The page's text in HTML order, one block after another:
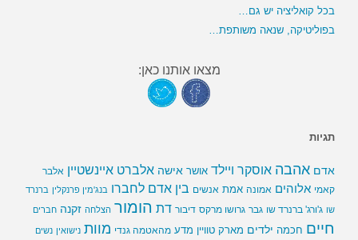
בכל קואליציה יש גם…
בפוליטיקה, שנאה משותפת…
מצאו אותנו כאן:
תגיות
אדם אהבה אוסקר ויילד אושר אישה אלברט איינשטיין אלבר
קאמי אלוהים אמונה אמת אנשים בין אדם לחברו בנג'מין פרנקלין ברנרד
שו ג'ורג' ברנרד שו גבר גרושו מרקס דיבור דת הומור הצלחה זקנה חברים
חיים חכמה ילדים מארק טוויין מדע מהאטמה גנדי מוות נישואין נשים